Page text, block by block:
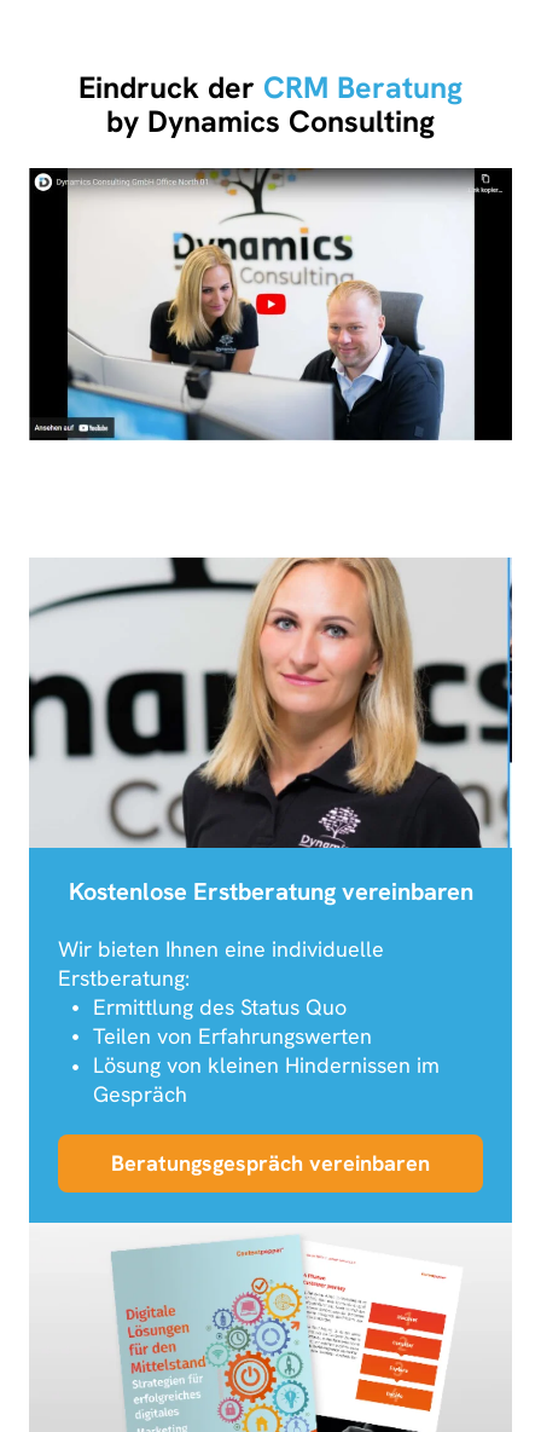
Eindruck der CRM Beratung
by Dynamics Consulting
Kostenlose Erstberatung vereinbaren
Wir bieten Ihnen eine individuelle
Erstberatung:
Ermittlung des Status Quo
Teilen von Erfahrungswerten
Lösung von kleinen Hindernissen im
Gespräch
Beratungsgespräch vereinbaren